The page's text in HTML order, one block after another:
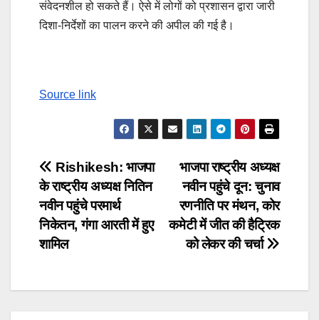
संवेदनशील हो सकते हैं। ऐसे में लोगों को प्रशासन द्वारा जारी
दिशा-निर्देशों का पालन करने की अपील की गई है।
Source link
Post
navigation
भाजपा राष्ट्रीय अध्यक्ष
नवीन पहुंचे दून: चुनाव
रणनीति पर मंथन, कोर
कमेटी में जीत की हैट्रिक
को लेकर की चर्चा
Rishikesh: भाजपा
के राष्ट्रीय अध्यक्ष नितिन
नवीन पहुंचे परमार्थ
निकेतन, गंगा आरती में हुए
शामिल